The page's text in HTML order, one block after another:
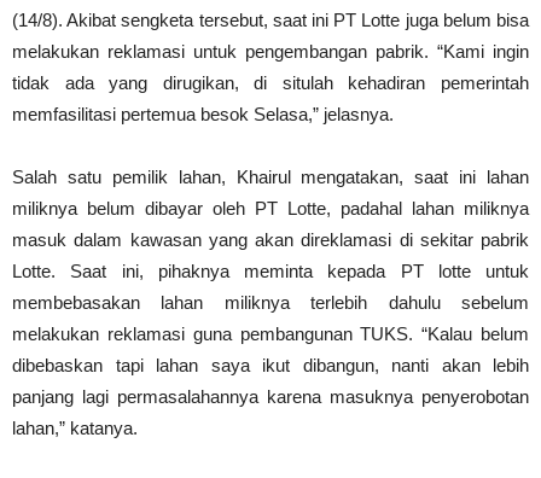
(14/8). Akibat sengketa tersebut, saat ini PT Lotte juga belum bisa
melakukan reklamasi untuk pengembangan pabrik. “Kami ingin
tidak ada yang dirugikan, di situlah kehadiran pemerintah
memfasilitasi pertemua besok Selasa,” jelasnya.
Salah satu pemilik lahan, Khairul mengatakan, saat ini lahan
miliknya belum dibayar oleh PT Lotte, padahal lahan miliknya
masuk dalam kawasan yang akan direklamasi di sekitar pabrik
Lotte. Saat ini, pihaknya meminta kepada PT lotte untuk
membebasakan lahan miliknya terlebih dahulu sebelum
melakukan reklamasi guna pembangunan TUKS. “Kalau belum
dibebaskan tapi lahan saya ikut dibangun, nanti akan lebih
panjang lagi permasalahannya karena masuknya penyerobotan
lahan,” katanya.